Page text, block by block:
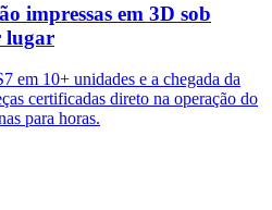
impressas em 3D sob
lugar
em 10+ unidades e a chegada da
certificadas direto na operação do
para horas.